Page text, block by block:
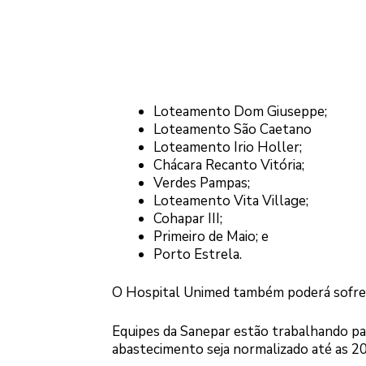
Loteamento Dom Giuseppe;
Loteamento São Caetano
Loteamento Irio Holler;
Chácara Recanto Vitória;
Verdes Pampas;
Loteamento Vita Village;
Cohapar III;
Primeiro de Maio; e
Porto Estrela.
O Hospital Unimed também poderá
Equipes da Sanepar estão trabalhando
abastecimento seja normalizado até as